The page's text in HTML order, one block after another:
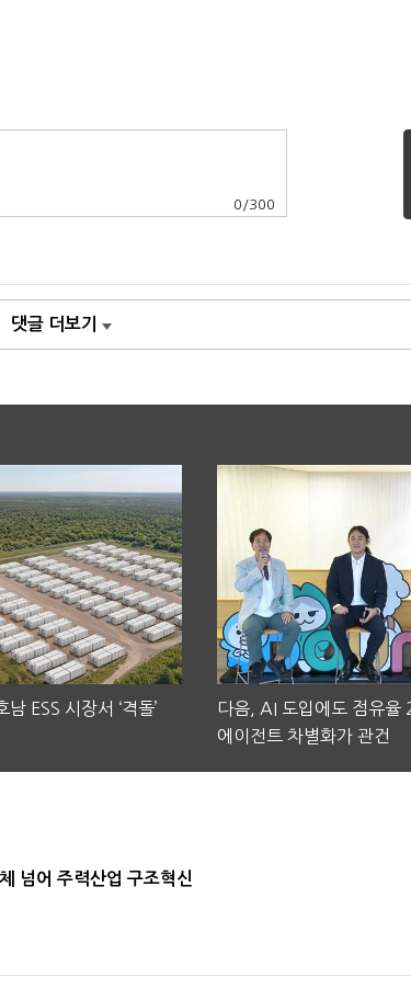
0 /300
댓글 더보기
ESS 시장서 ‘격돌’
다음, AI 도입에도 점유
에이전트 차별화가 관건
넘어 주력산업 구조혁신